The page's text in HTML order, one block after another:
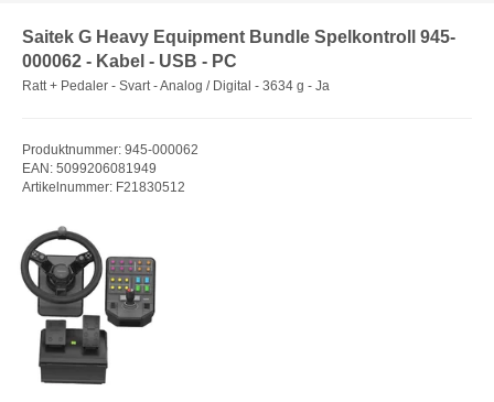
Saitek G Heavy Equipment Bundle Spelkontroll 945-
000062 - Kabel - USB - PC
Ratt + Pedaler - Svart - Analog / Digital - 3634 g - Ja
Produktnummer: 945-000062
EAN: 5099206081949
Artikelnummer: F21830512